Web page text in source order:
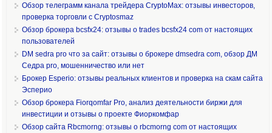
Обзор телеграмм канала трейдера CryptoMax: отзывы инвесторов,
проверка торговли с Cryptosmaz
Обзор брокера bcsfx24: отзывы о trades bcsfx24 com от настоящих
пользователей
DM sedra pro что за сайт: отзывы о брокере dmsedra com, обзор ДМ
Седра pro, мошенничество или нет
Брокер Esperio: отзывы реальных клиентов и проверка на скам сайта
Эсперио
Обзор брокера Fiorqomfar Pro, анализ деятельности биржи для
инвестиции и отзывы о проекте Фиоркомфар
Обзор сайта Rbcmorng: отзывы о rbcmorng com от настоящих